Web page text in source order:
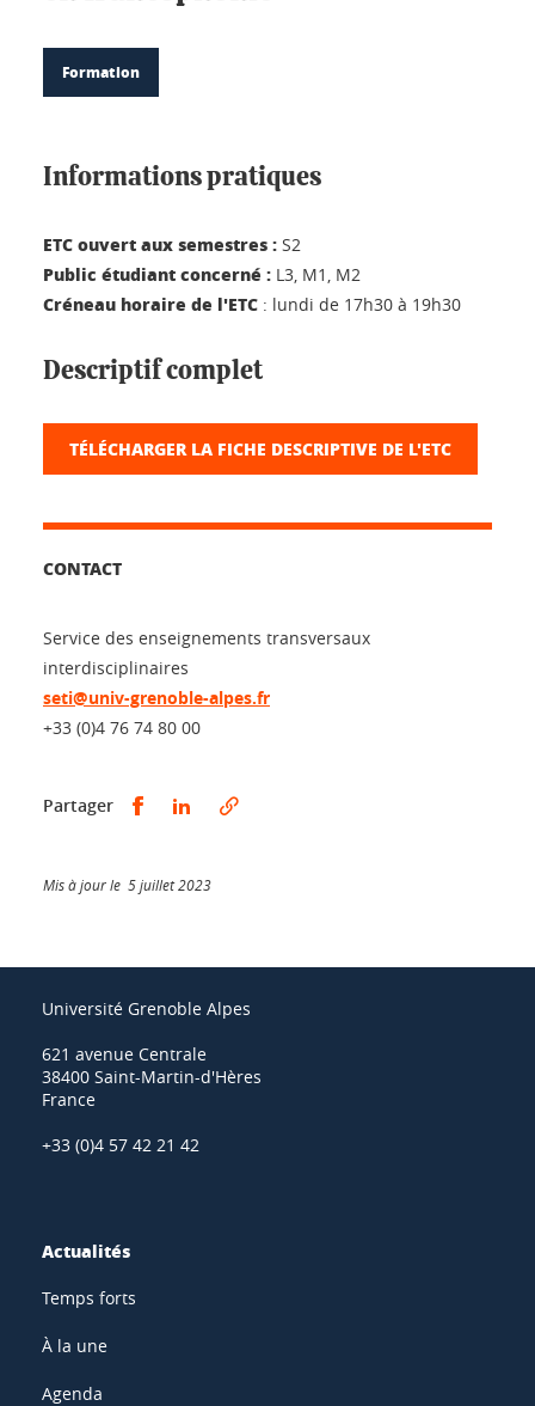
Formation
Informations pratiques
ETC ouvert aux semestres : S2
Public étudiant concerné : L3, M1, M2
Créneau horaire de l'ETC : lundi de 17h30 à 19h30
Descriptif complet
TÉLÉCHARGER LA FICHE DESCRIPTIVE DE L'ETC
CONTACT
Service des enseignements transversaux
interdisciplinaires
seti@univ-grenoble-alpes.fr
+33 (0)4 76 74 80 00
Partager Partager sur Facebook
Partager sur LinkedIn
Mis à jour le 5 juillet 2023
Université Grenoble Alpes
621 avenue Centrale
38400 Saint-Martin-d'Hères
France
+33 (0)4 57 42 21 42
Actualités
Temps forts
À la une
Agenda